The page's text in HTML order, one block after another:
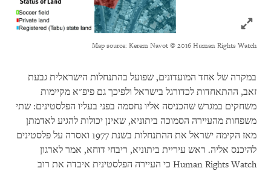
Click to expand Image
Map source: Kerem Navot © 2016 Human Rights Watch
במקרה של אחד המועדונים, שפועל בהתנחלות הישראלית גבעת
זאב, ההתאחדות לכדורגל בישראל ולפיכך גם פיפ"א מקיימות
משחקים במגרש שהכניסה אליו נחסמה בפני בעליו הפלסטינים: שתי
משפחות מהעיירה הסמוכה ביתוניא, שאינן יכולות להגיע לאדמתן
מאז הקימה ישראל את ההתנחלות בשנת 1977 ואסרה על פלסטינים
להיכנס אליה. ראש עיריית ביתוניא, ריבחי דוחא, אמר לארגון
Human Rights Watch כי העיירה הפלסטינית איבדה את רוב